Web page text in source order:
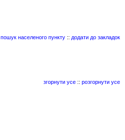
пошук населеного пункту :: додати до закладок
згорнути усе :: розгорнути усе